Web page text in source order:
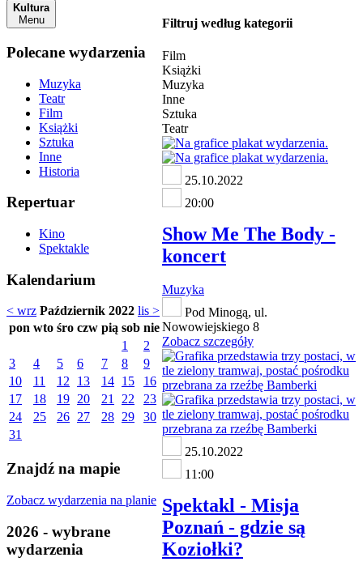
Kultura
Menu
Polecane wydarzenia
Muzyka
Teatr
Film
Książki
Sztuka
Inne
Historia
Repertuar
Kino
Spektakle
Kalendarium
< wrz Październik 2022 lis >
pon wto śro czw pią sob nie
1
2
3
4 5 6 7 8
9
10
11 12 13 14 15
16
17
18 19 20 21 22
23
24
25 26 27 28 29
30
31
Znajdź na mapie
Zobacz wydarzenia na planie
2026 - wybrane
wydarzenia
Filtruj według kategorii
Film
Książki
Muzyka
Inne
Sztuka
Teatr
25.10.2022
20:00
Show Me The Body -
koncert
Muzyka
Pod Minogą, ul.
Nowowiejskiego 8
Zobacz szczegóły
25.10.2022
11:00
Spektakl - Misja
Poznań - gdzie są
Koziołki?